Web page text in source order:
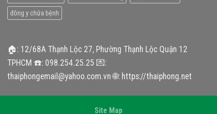
đông y chữa bệnh
🏠: 12/68A Thạnh Lộc 27, Phường Thạnh Lộc Quận 12
TPHCM ☎️: 098.254.25.25 💌:
thaiphongemail@yahoo.com.vn 🌐: https://thaiphong.net
Site Map